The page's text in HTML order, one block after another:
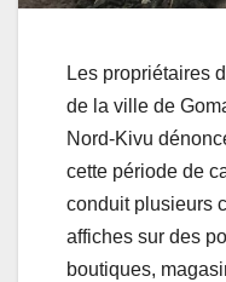
Les propriétaires
de la ville de
Nord-Kivu
cette période de
conduit plusieurs
affiches sur des
boutiques,